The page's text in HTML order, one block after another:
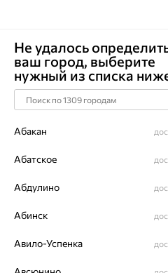
Главная Каталог Браслеты
Браслет, золото,
0301-011
Артикул:
Не удалось
ваш город, выберите
нужный из списка
Абакан
Абатское
Абдулино
Абинск
Авило-Успенка